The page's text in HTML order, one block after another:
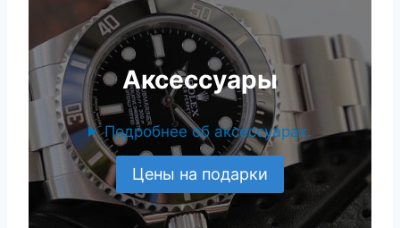
Аксессуары
Подробнее об аксессуарах.
Цены на подарки